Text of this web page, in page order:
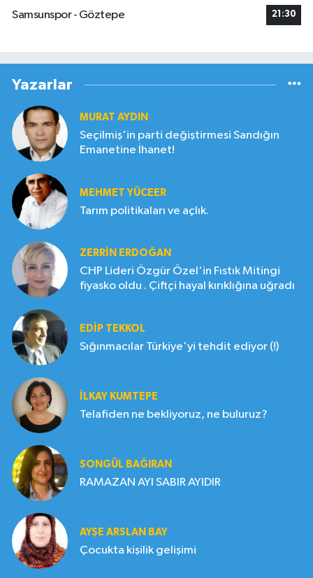
Samsunspor - Göztepe 21:30
Yazarlar
MURAT AYDIN
Seçilmiş'in parti değiştirmesi Sandığın
Emanetine İhanet!
MEHMET YÜCEER
Tarım politikaları ve açlık.
ZERRIN ERDOĞAN
CHP Lideri Özgür Özel'in Fıstık Mitingi
fiyasko oldu . Çiftçi hayal kırıklığına uğradı
EDIP TEKKOL
Sığınmacılar Türkiye'yi tehdit ediyor (!)
İLKAY KUMTEPE
Telafiden ne bekliyoruz, ne buluruz?
SONGÜL BAĞIRAN
RAMAZAN AYI SABIR AYIDIR
AYŞE ARSLAN BAY
Çocukta kişilik gelişimi